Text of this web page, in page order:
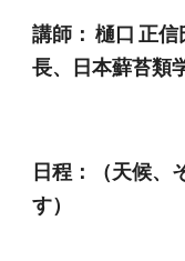
講師： 樋口 正
長、日本蘚苔類
日程：（天候、
す）